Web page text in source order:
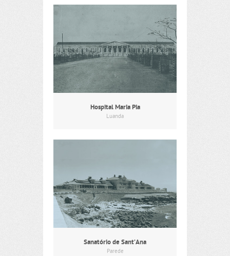
Hospital Maria Pia
Luanda
Sanatório de Sant’Ana
Parede